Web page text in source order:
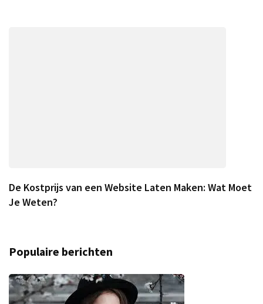
De Kostprijs van een Website Laten Maken: Wat Moet
Je Weten?
Populaire berichten